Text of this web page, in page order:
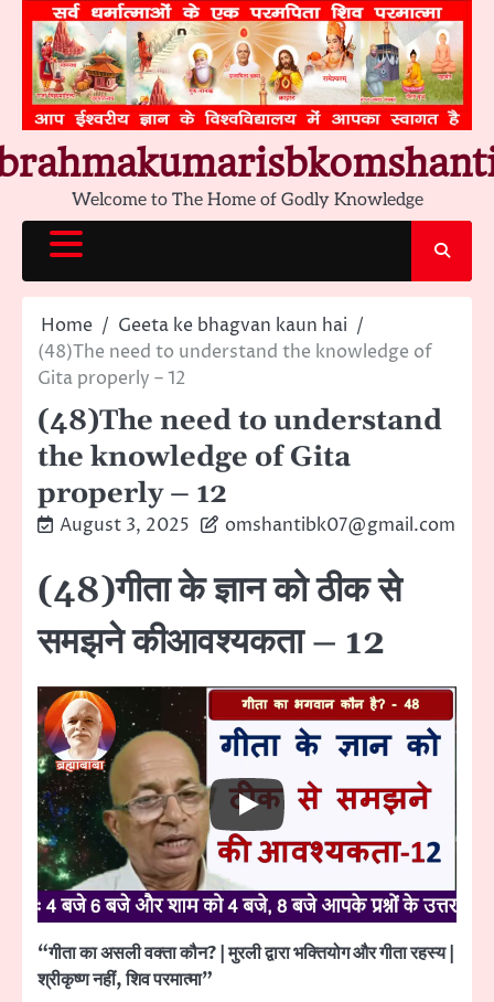
content
Welcome to The Home of Godly Knowledge
Home
Geeta ke bhagvan kaun hai
(48)The need to understand the knowledge of
Gita properly – 12
(48)The need to understand
the knowledge of Gita
properly – 12
August 3, 2025 omshantibk07@gmail.com
(48)गीता के ज्ञान को ठीक से
समझने कीआवश्यकता – 12
“गीता का असली वक्ता कौन? | मुरली द्वारा भक्तियोग और गीता रहस्य |
श्रीकृष्ण नहीं, शिव परमात्मा”